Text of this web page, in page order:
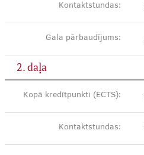
Kontaktstundas:
Gala pārbaudījums:
2. daļa
Kopā kredītpunkti (ECTS):
Kontaktstundas: